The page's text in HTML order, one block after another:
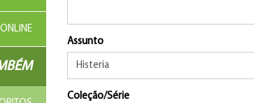
Assunto
Coleção/Série